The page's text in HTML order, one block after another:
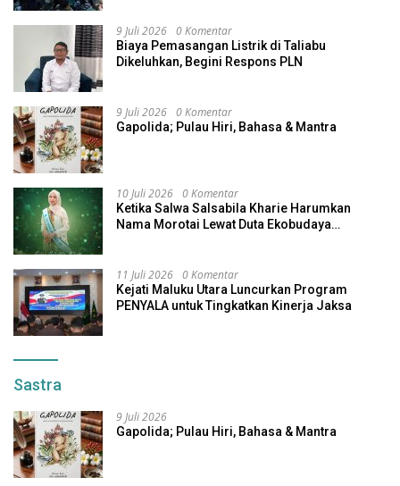
9 Juli 2026 0 Komentar
Biaya Pemasangan Listrik di Taliabu
Dikeluhkan, Begini Respons PLN
9 Juli 2026 0 Komentar
Gapolida; Pulau Hiri, Bahasa & Mantra
10 Juli 2026 0 Komentar
Ketika Salwa Salsabila Kharie Harumkan
Nama Morotai Lewat Duta Ekobudaya
11 Juli 2026 0 Komentar
Kejati Maluku Utara Luncurkan Program
PENYALA untuk Tingkatkan Kinerja Jaksa
Sastra
9 Juli 2026
Gapolida; Pulau Hiri, Bahasa & Mantra